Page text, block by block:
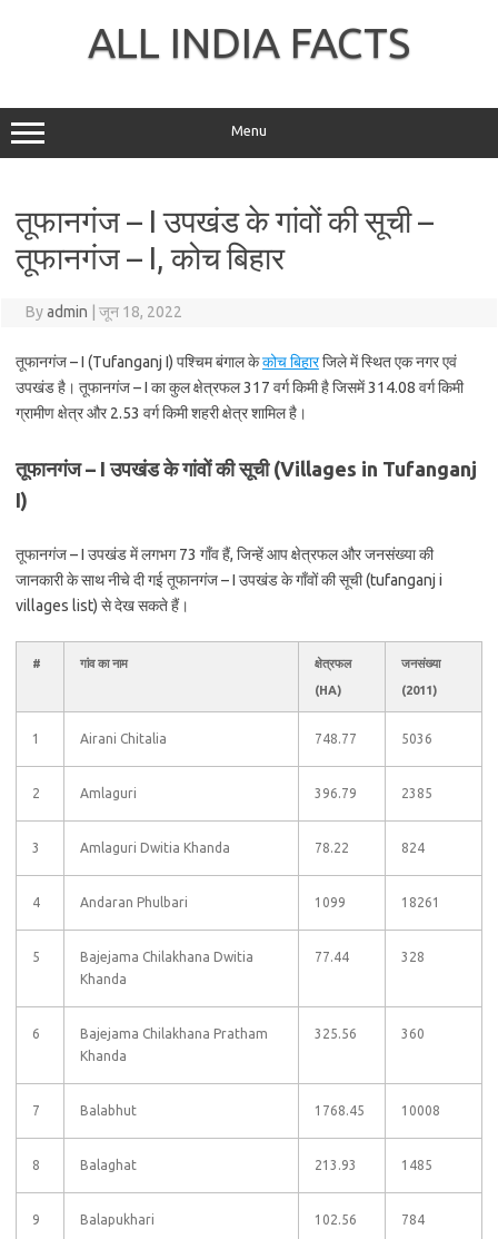
ALL INDIA FACTS
Menu
तूफानगंज – I उपखंड के गांवों की सूची –
तूफानगंज – I, कोच बिहार
Byadmin जून 18, 2022
तूफानगंज – I (Tufanganj I) पश्चिम बंगाल केकोच बिहारजिले में स्थित एक नगर एवं
उपखंड है। तूफानगंज – I का कुल क्षेत्रफल 317 वर्ग किमी है जिसमें 314.08 वर्ग किमी
ग्रामीण क्षेत्र और 2.53 वर्ग किमी शहरी क्षेत्र शामिल है।
तूफानगंज – I उपखंड के गांवों की सूची (Villages in Tufanganj
I)
तूफानगंज – I उपखंड में लगभग 73 गाँव हैं, जिन्हें आप क्षेत्रफल और जनसंख्या की
जानकारी के साथ नीचे दी गई तूफानगंज – I उपखंड के गाँवों की सूची (tufanganj i
villages list) से देख सकते हैं।
# गांव का नाम
क्षेत्रफल
(HA)
जनसंख्या
(2011)
1 Airani Chitalia 748.77 5036
2 Amlaguri 396.79 2385
3 Amlaguri Dwitia Khanda 78.22 824
4 Andaran Phulbari 1099 18261
5
Bajejama Chilakhana Dwitia
Khanda
77.44 328
6
Bajejama Chilakhana Pratham
Khanda
325.56 360
7 Balabhut 1768.45 10008
8 Balaghat 213.93 1485
9 Balapukhari 102.56 784